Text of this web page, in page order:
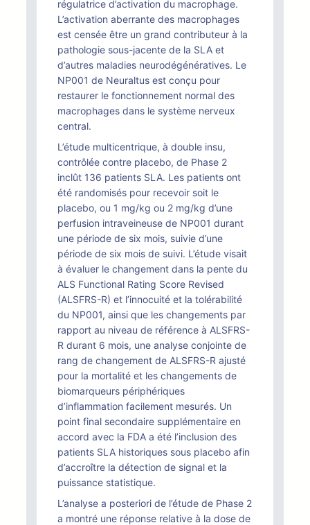
régulatrice d’activation du macrophage.
L’activation aberrante des macrophages
est censée être un grand contributeur à la
pathologie sous-jacente de la SLA et
d’autres maladies neurodégénératives. Le
NP001 de Neuraltus est conçu pour
restaurer le fonctionnement normal des
macrophages dans le système nerveux
central.
L’étude multicentrique, à double insu,
contrôlée contre placebo, de Phase 2
inclût 136 patients SLA. Les patients ont
été randomisés pour recevoir soit le
placebo, ou 1 mg/kg ou 2 mg/kg d’une
perfusion intraveineuse de NP001 durant
une période de six mois, suivie d’une
période de six mois de suivi. L’étude visait
à évaluer le changement dans la pente du
ALS Functional Rating Score Revised
(ALSFRS-R) et l’innocuité et la tolérabilité
du NP001, ainsi que les changements par
rapport au niveau de référence à ALSFRS-
R durant 6 mois, une analyse conjointe de
rang de changement de ALSFRS-R ajusté
pour la mortalité et les changements de
biomarqueurs périphériques
d’inflammation facilement mesurés. Un
point final secondaire supplémentaire en
accord avec la FDA a été l’inclusion des
patients SLA historiques sous placebo afin
d’accroître la détection de signal et la
puissance statistique.
L’analyse a posteriori de l’étude de Phase 2
a montré une réponse relative à la dose de